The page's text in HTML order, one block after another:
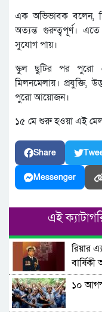
এক অভিভাবক বলেন,
অত্যন্ত গুরুত্বপূর্ণ। এতে
সুযোগ পায়।
স্কুল ছুটির পর পুরো
মিলনমেলায়। প্রযুক্তি,
পুরো আয়োজন।
১৫ মে শুরু হওয়া এই
Share
Messenger
এই
রিয়ার
১০